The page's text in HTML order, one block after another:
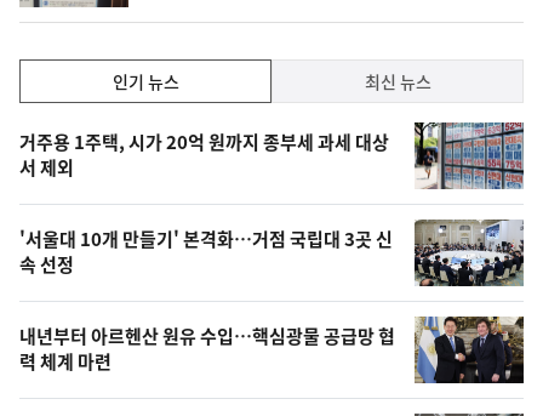
기,
최
신,
오
늘
의
영
상
인기 뉴스 최신 뉴스
기
뉴
스
거주용 1주택, 시가 20억 원까지 종부세 과세 대상
서 제외
'서울대 10개 만들기' 본격화…거점 국립대 3곳 신
속 선정
내년부터 아르헨산 원유 수입…핵심광물 공급망 협
력 체계 마련